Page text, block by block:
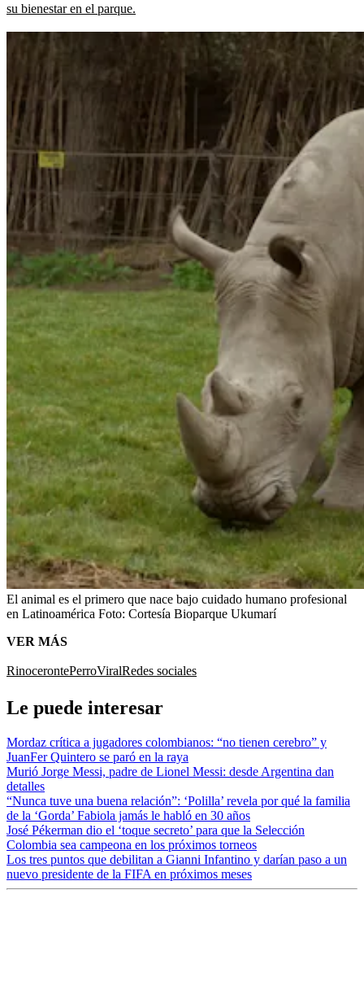
su bienestar en el parque.
El animal es el primero que nace bajo cuidado humano profesional
en Latinoamérica Foto: Cortesía Bioparque Ukumarí
VER MÁS
RinocerontePerroViralRedes sociales
Le puede interesar
Mordaz crítica a jugadores colombianos: “no tienen cerebro” y
JuanFer Quintero se paró en la raya
Murió Jorge Messi, padre de Lionel Messi: desde Argentina dan
detalles
“Nunca tuve una buena relación”: ‘Polilla’ revela por qué la familia
de la ‘Gorda’ Fabiola jamás le habló en 30 años
José Pékerman dio el ‘toque secreto’ para que la Selección
Colombia sea campeona en los próximos torneos
Los tres puntos que debilitan a Gianni Infantino y darían paso a un
nuevo presidente de la FIFA en próximos meses